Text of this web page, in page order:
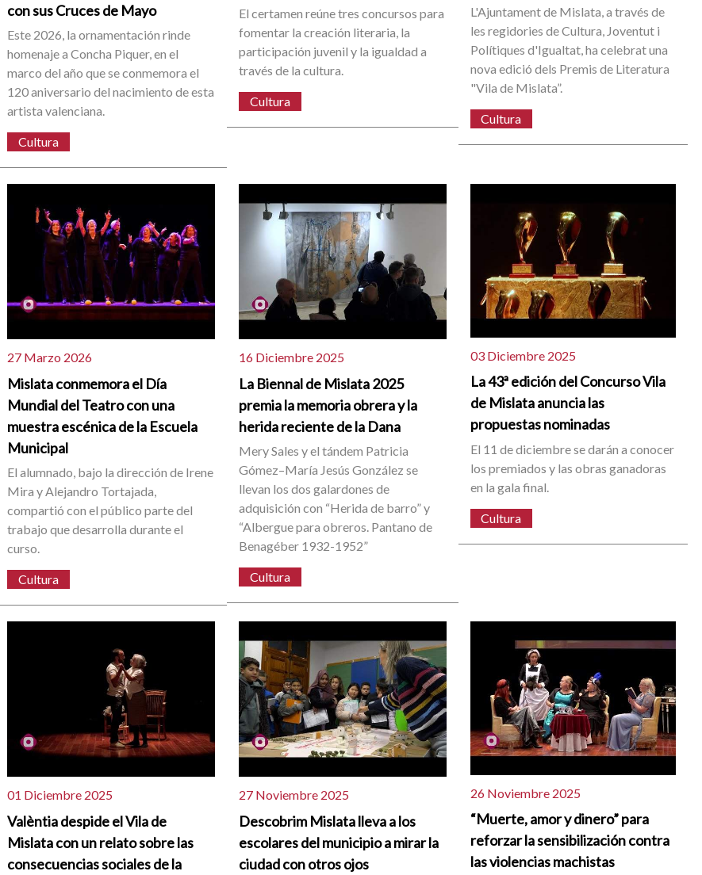
con sus Cruces de Mayo
Este 2026, la ornamentación rinde
homenaje a Concha Piquer, en el
marco del año que se conmemora el
120 aniversario del nacimiento de esta
artista valenciana.
Cultura
El certamen reúne tres concursos para
fomentar la creación literaria, la
participación juvenil y la igualdad a
través de la cultura.
Cultura
L'Ajuntament de Mislata, a través de
les regidories de Cultura, Joventut i
Polítiques d'Igualtat, ha celebrat una
nova edició dels Premis de Literatura
"Vila de Mislata”.
Cultura
27 Marzo 2026
Mislata conmemora el Día
Mundial del Teatro con una
muestra escénica de la Escuela
Municipal
El alumnado, bajo la dirección de Irene
Mira y Alejandro Tortajada,
compartió con el público parte del
trabajo que desarrolla durante el
curso.
Cultura
16 Diciembre 2025
La Biennal de Mislata 2025
premia la memoria obrera y la
herida reciente de la Dana
Mery Sales y el tándem Patricia
Gómez–María Jesús González se
llevan los dos galardones de
adquisición con “Herida de barro” y
“Albergue para obreros. Pantano de
Benagéber 1932-1952”
Cultura
03 Diciembre 2025
La 43ª edición del Concurso Vila
de Mislata anuncia las
propuestas nominadas
El 11 de diciembre se darán a conocer
los premiados y las obras ganadoras
en la gala final.
Cultura
01 Diciembre 2025
Valèntia despide el Vila de
Mislata con un relato sobre las
consecuencias sociales de la
27 Noviembre 2025
Descobrim Mislata lleva a los
escolares del municipio a mirar la
ciudad con otros ojos
26 Noviembre 2025
“Muerte, amor y dinero” para
reforzar la sensibilización contra
las violencias machistas